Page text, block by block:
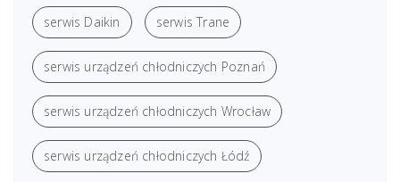
serwis Daikin serwis Trane
serwis urządzeń chłodniczych Poznań
serwis urządzeń chłodniczych Wrocław
serwis urządzeń chłodniczych Łódź